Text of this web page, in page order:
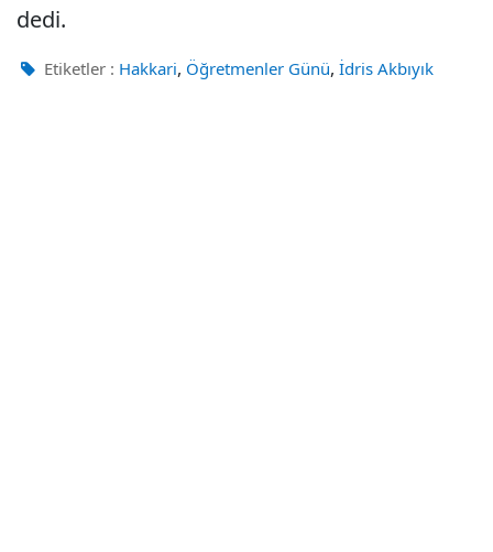
dedi.
Etiketler : Hakkari, Öğretmenler Günü, İdris Akbıyık